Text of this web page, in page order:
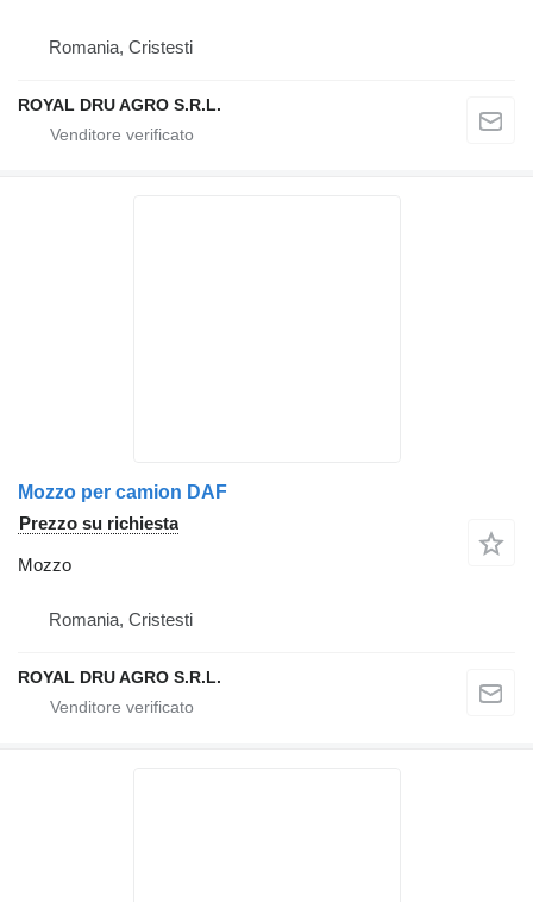
Romania, Cristesti
ROYAL DRU AGRO S.R.L.
Mozzo per camion DAF
Prezzo su richiesta
Mozzo
Romania, Cristesti
ROYAL DRU AGRO S.R.L.